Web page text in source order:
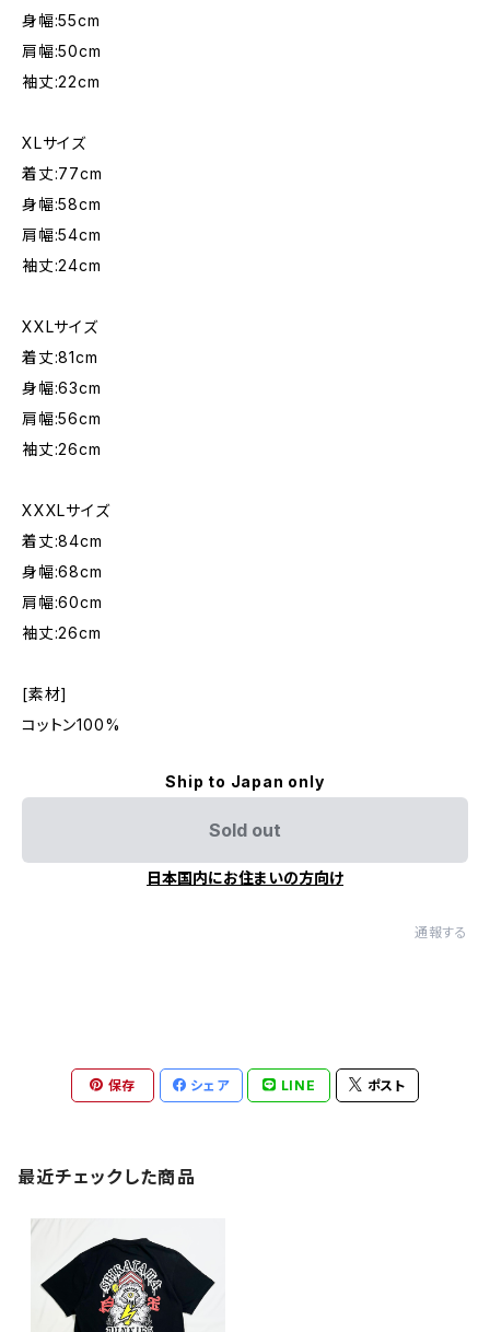
身幅:55cm
肩幅:50cm
袖丈:22cm
XLサイズ
着丈:77cm
身幅:58cm
肩幅:54cm
袖丈:24cm
XXLサイズ
着丈:81cm
身幅:63cm
肩幅:56cm
袖丈:26cm
XXXLサイズ
着丈:84cm
身幅:68cm
肩幅:60cm
袖丈:26cm
[素材]
コットン100%
Ship to Japan only
Sold out
日本国内にお住まいの方向け
通報する
保存 シェア LINE ポスト
最近チェックした商品